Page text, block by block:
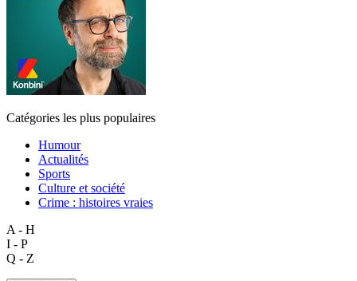
Catégories les plus populaires
Humour
Actualités
Sports
Culture et société
Crime : histoires vraies
A - H
I - P
Q - Z